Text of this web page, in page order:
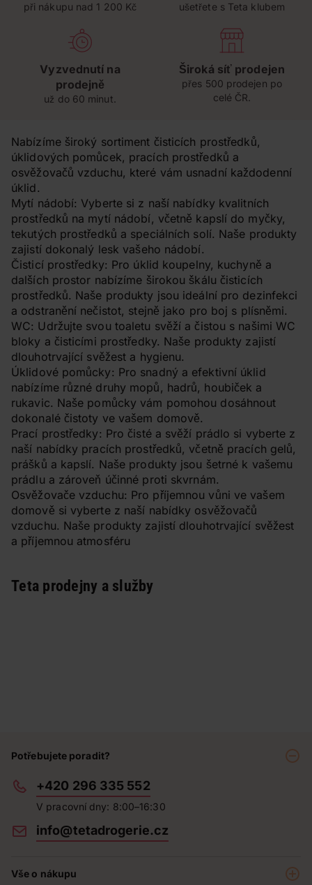
při nákupu nad 1 200 Kč ušetřete s Teta klubem
Vyzvednutí na
prodejně
už do 60 minut.
Široká síť prodejen
přes 500 prodejen po
celé ČR.
Nabízíme široký sortiment čisticích prostředků,
úklidových pomůcek, pracích prostředků a
osvěžovačů vzduchu, které vám usnadní každodenní
úklid.
Mytí nádobí: Vyberte si z naší nabídky kvalitních
prostředků na mytí nádobí, včetně kapslí do myčky,
tekutých prostředků a speciálních solí. Naše produkty
zajistí dokonalý lesk vašeho nádobí.
Čisticí prostředky: Pro úklid koupelny, kuchyně a
dalších prostor nabízíme širokou škálu čisticích
prostředků. Naše produkty jsou ideální pro dezinfekci
a odstranění nečistot, stejně jako pro boj s plísněmi.
WC: Udržujte svou toaletu svěží a čistou s našimi WC
bloky a čisticími prostředky. Naše produkty zajistí
dlouhotrvající svěžest a hygienu.
Úklidové pomůcky: Pro snadný a efektivní úklid
nabízíme různé druhy mopů, hadrů, houbiček a
rukavic. Naše pomůcky vám pomohou dosáhnout
dokonalé čistoty ve vašem domově.
Prací prostředky: Pro čisté a svěží prádlo si vyberte z
naší nabídky pracích prostředků, včetně pracích gelů,
prášků a kapslí. Naše produkty jsou šetrné k vašemu
prádlu a zároveň účinné proti skvrnám.
Osvěžovače vzduchu: Pro příjemnou vůni ve vašem
domově si vyberte z naší nabídky osvěžovačů
vzduchu. Naše produkty zajistí dlouhotrvající svěžest
a příjemnou atmosféru
Teta prodejny a služby
Potřebujete poradit?
+420 296 335 552
V pracovní dny: 8:00–16:30
info@tetadrogerie.cz
Vše o nákupu